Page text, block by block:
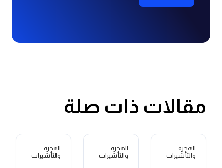
مقالات ذات صلة
الهجرة
والتأشيرات
الهجرة
والتأشيرات
الهجرة
والتأشيرات